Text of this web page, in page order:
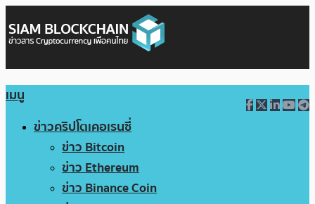
เมนู
ข่าวคริปโตเคอเรนซี่
ข่าว Bitcoin
ข่าว Ethereum
ข่าว Binance Coin